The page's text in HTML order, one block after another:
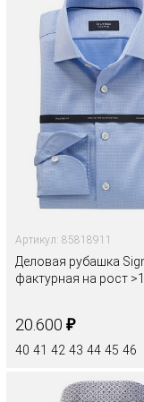
Артикул: 85818911
Деловая рубашка
фактурная на рост
20.600 ₽
40 41 42 43 44 45 46